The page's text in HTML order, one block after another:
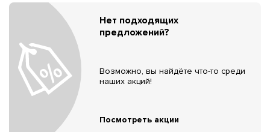
Нет подходящих
предложений?
Возможно, вы найдёте что-то среди
наших акций!
Посмотреть акции